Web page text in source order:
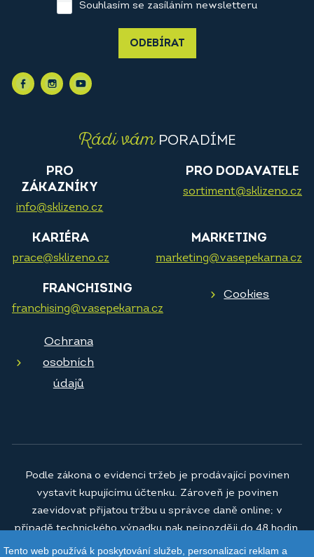
Souhlasím se zasíláním newsletteru
ODEBÍRAT
Rádi vámPORADÍME
PRO
ZÁKAZNÍKY
info@sklizeno.cz
PRO DODAVATELE
sortiment@sklizeno.cz
KARIÉRA
prace@sklizeno.cz
MARKETING
marketing@vasepekarna.cz
FRANCHISING
franchising@vasepekarna.cz
Cookies
Ochrana
osobních
údajů
© 2026Vaše pekárna a.s.
Podle zákona o evidenci tržeb je prodávající povinen
vystavit kupujícímu účtenku. Zároveň je povinen
zaevidovat přijatou tržbu u správce daně online; v
případě technického výpadku pak nejpozději do 48 hodin.
Tento web používá k poskytování služeb, personalizaci reklam a